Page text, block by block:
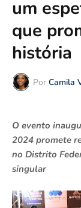
um
que
história
Por Camila
O evento
2024 promete
no Distrito
singular